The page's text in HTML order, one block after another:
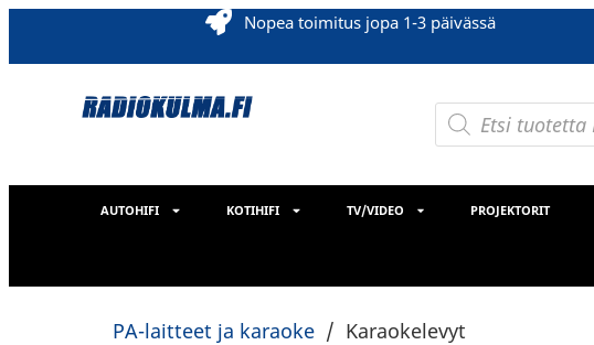
Nopea toimitus jopa 1-3 päivässä
AUTOHIFI KOTIHIFI TV/VIDEO PROJEKTORIT
PA-laitteet ja karaoke / Karaokelevyt